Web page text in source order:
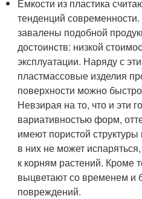
Емкости из пластика
тенденций
завалены подобной
достоинств: низкой
эксплуатации. Наряду с
пластмассовые изделия
поверхности можно быстро
Невзирая на то, что и эти
вариативностью форм,
имеют пористой
в них не может
к корням растений. Кроме
выцветают со временем и
повреждений.